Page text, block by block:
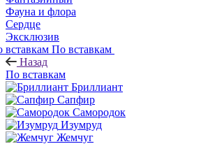
Фауна и флора
Сердце
Эксклюзив
По вставкам
Назад
По вставкам
Бриллиант
Сапфир
Самородок
Изумруд
Жемчуг